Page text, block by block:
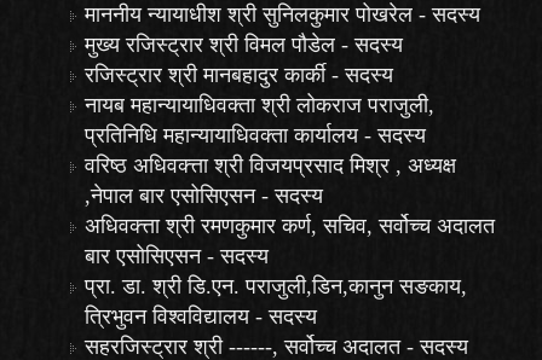
माननीय न्यायाधीश श्री सुनिलकुमार पोखरेल - सदस्य
मुख्य रजिस्ट्रार श्री विमल पौडेल - सदस्य
रजिस्ट्रार श्री मानबहादुर कार्की - सदस्य
नायब महान्यायाधिवक्ता श्री लोकराज पराजुली,
प्रतिनिधि महान्यायाधिवक्ता कार्यालय - सदस्य
वरिष्ठ अधिवक्त्ता श्री विजयप्रसाद मिश्र , अध्यक्ष
,नेपाल बार एसोसिएसन - सदस्य
अधिवक्त्ता श्री रमणकुमार कर्ण, सचिव, सर्वोच्च अदालत
बार एसोसिएसन - सदस्य
प्रा. डा. श्री डि.एन. पराजुली,डिन,कानुन सङकाय,
त्रिभुवन विश्वविद्यालय - सदस्य
सहरजिस्ट्रार श्री ------, सर्वोच्च अदालत - सदस्य